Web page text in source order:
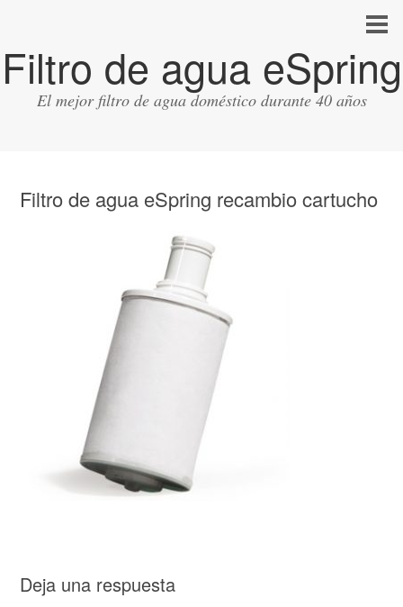
Filtro de agua eSpring
El mejor filtro de agua doméstico durante 40 años
Filtro de agua eSpring recambio cartucho
Deja una respuesta